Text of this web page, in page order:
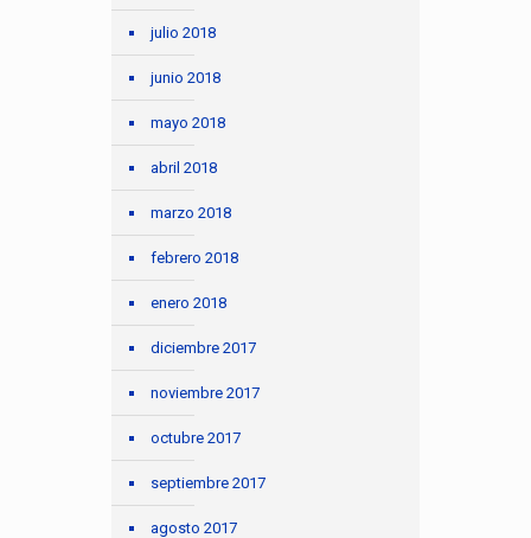
julio 2018
junio 2018
mayo 2018
abril 2018
marzo 2018
febrero 2018
enero 2018
diciembre 2017
noviembre 2017
octubre 2017
septiembre 2017
agosto 2017